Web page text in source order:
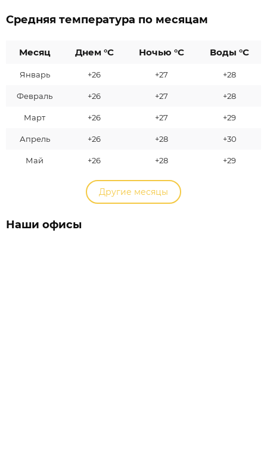
Средняя температура по месяцам
Месяц Днем °C Ночью °C Воды °C
Январь +26 +27 +28
Февраль +26 +27 +28
Март +26 +27 +29
Апрель +26 +28 +30
Май +26 +28 +29
Другие месяцы
Наши офисы